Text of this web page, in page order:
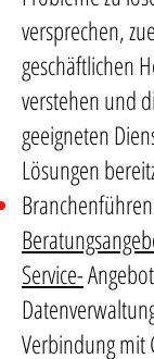
versprechen,
geschäftlichen
verstehen und
geeigneten
Lösungen
Service-
Verbindung mit